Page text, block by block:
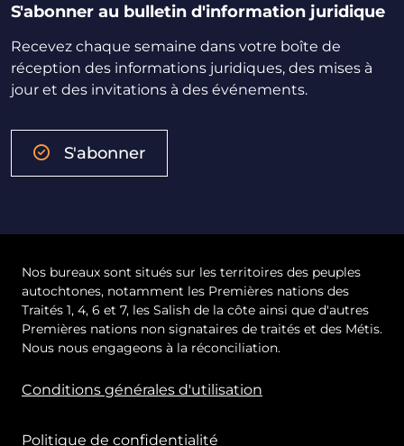
S'abonner au bulletin d'information juridique
Recevez chaque semaine dans votre boîte de
réception des informations juridiques, des mises à
jour et des invitations à des événements.
S'abonner
Nos bureaux sont situés sur les territoires des peuples
autochtones, notamment les Premières nations des
Traités 1, 4, 6 et 7, les Salish de la côte ainsi que d'autres
Premières nations non signataires de traités et des Métis.
Nous nous engageons à la réconciliation.
Conditions générales d'utilisation
Politique de confidentialité